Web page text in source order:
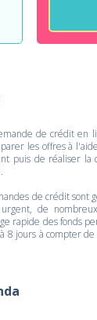
de crédit en
les offres à
puis de réaliser
de crédit sont
de
rapide des fonds
8 jours à compter